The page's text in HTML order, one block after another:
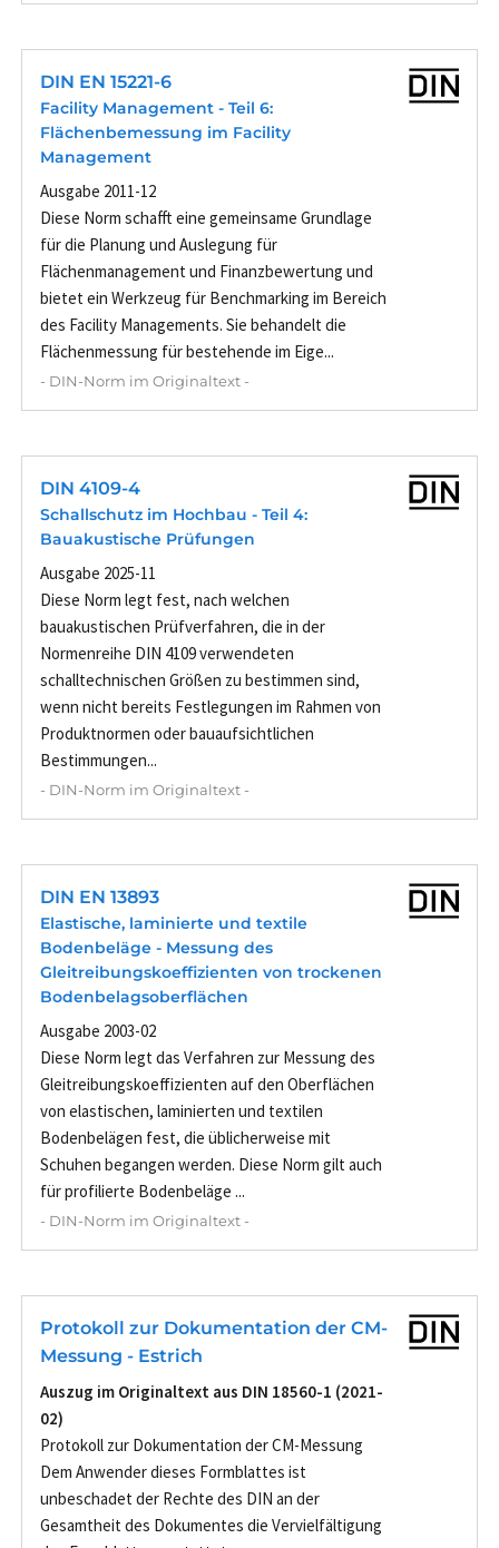
DIN EN 15221-6
Facility Management - Teil 6:
Flächenbemessung im Facility
Management
Ausgabe 2011-12
Diese Norm schafft eine gemeinsame Grundlage
für die Planung und Auslegung für
Flächenmanagement und Finanzbewertung und
bietet ein Werkzeug für Benchmarking im Bereich
des Facility Managements. Sie behandelt die
Flächenmessung für bestehende im Eige...
- DIN-Norm im Originaltext -
DIN 4109-4
Schallschutz im Hochbau - Teil 4:
Bauakustische Prüfungen
Ausgabe 2025-11
Diese Norm legt fest, nach welchen
bauakustischen Prüfverfahren, die in der
Normenreihe DIN 4109 verwendeten
schalltechnischen Größen zu bestimmen sind,
wenn nicht bereits Festlegungen im Rahmen von
Produktnormen oder bauaufsichtlichen
Bestimmungen...
- DIN-Norm im Originaltext -
DIN EN 13893
Elastische, laminierte und textile
Bodenbeläge - Messung des
Gleitreibungskoeffizienten von trockenen
Bodenbelagsoberflächen
Ausgabe 2003-02
Diese Norm legt das Verfahren zur Messung des
Gleitreibungskoeffizienten auf den Oberflächen
von elastischen, laminierten und textilen
Bodenbelägen fest, die üblicherweise mit
Schuhen begangen werden. Diese Norm gilt auch
für profilierte Bodenbeläge ...
- DIN-Norm im Originaltext -
Protokoll zur Dokumentation der CM-
Messung - Estrich
Auszug im Originaltext aus DIN 18560-1 (2021-
02)
Protokoll zur Dokumentation der CM-Messung
Dem Anwender dieses Formblattes ist
unbeschadet der Rechte des DIN an der
Gesamtheit des Dokumentes die Vervielfältigung